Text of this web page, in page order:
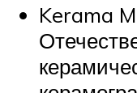
Kerama